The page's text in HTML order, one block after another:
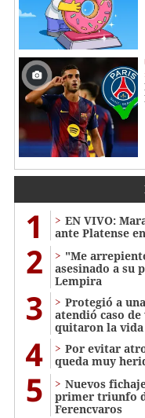
1
EN VIVO:
ante Platense
2
"Me
asesinado a su
Lempira
3
Protegió a
atendió caso de
quitaron la vida
4
Por evitar
queda muy
5
Nuevos
primer triunfo
Ferencvaros